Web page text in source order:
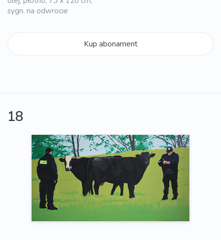
sygn. na odwrocie
Kup abonament
18